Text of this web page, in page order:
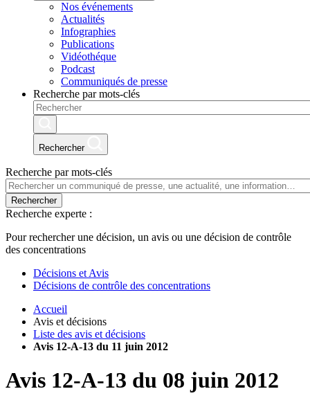
Nos événements
Actualités
Infographies
Publications
Vidéothéque
Podcast
Communiqués de presse
Recherche par mots-clés
Rechercher
Recherche par mots-clés
Rechercher
Recherche experte :
Pour rechercher une décision, un avis ou une décision de contrôle
des concentrations
Décisions et Avis
Décisions de contrôle des concentrations
Accueil
Avis et décisions
Liste des avis et décisions
Avis 12-A-13 du 11 juin 2012
Avis 12-A-13 du 08 juin 2012